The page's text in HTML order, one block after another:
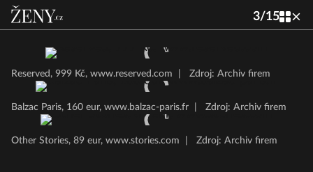
3/15
Reserved, 999 Kč, www.reserved.com Zdroj: Archiv firem
Balzac Paris, 160 eur, www.balzac-paris.fr Zdroj: Archiv firem
Other Stories, 89 eur, www.stories.com Zdroj: Archiv firem